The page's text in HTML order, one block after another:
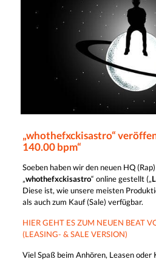
„whothefxckisastro“
140.00 bpm“
Soeben haben wir den neuen HQ
„whothefxckisastro“ online gestellt („
Diese ist, wie unsere meisten
als auch zum Kauf (Sale) verfügbar.
HIER GEHT ES ZUM NEUEN BEAT
(LEASING- & SALE VERSION)
Viel Spaß beim Anhören, Leasen oder